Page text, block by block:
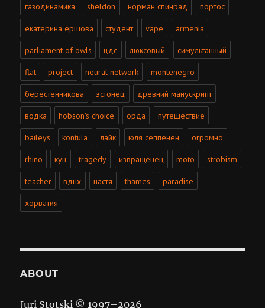
газодинамика sheldon норман спинрад портос
екатерина ершова студент vape armenia
parliament of owls цдс люксовый симультанный
flat project neural network montenegro
берестенникова эстонец древний манускрипт
водка hobson's choice орда путешествие
baileys kontula лайк юля сеппенен огромно
rhino кун tragedy извращенец moto strobism
teacher вднх настя thames paradise
хорватия
ABOUT
Juri Stotski © 1997–2026